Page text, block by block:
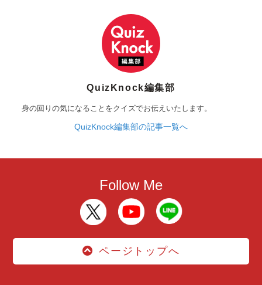
QuizKnock編集部
身の回りの気になることをクイズでお伝えいたします。
QuizKnock編集部の記事一覧へ
Follow Me
ページトップへ